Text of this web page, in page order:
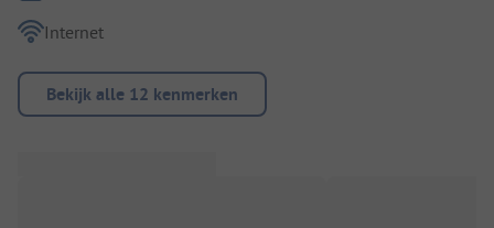
Internet
Bekijk alle 12 kenmerken